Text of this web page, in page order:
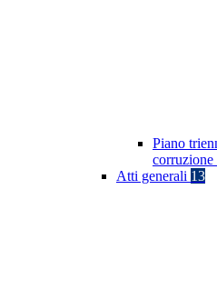
Piano
corruzione
Atti generali 13